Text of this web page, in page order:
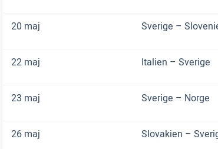
20 maj Sverige –
22 maj Italien – Sverige
23 maj Sverige – Norge
26 maj Slovakien –